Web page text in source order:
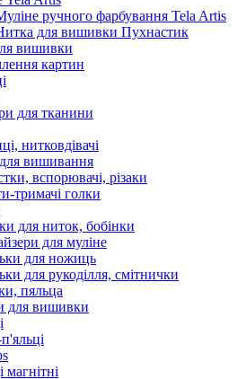
ручного фарбування Tela Artis
для вишивки Пухнастик
вишивки
картин
для тканини
нитковдівачі
вишивання
вспорювачі, різаки
тримачі голки
для ниток, бобінки
для муліне
для ножиць
для рукоділля, смітнички
пяльца
для вишивки
магнітні